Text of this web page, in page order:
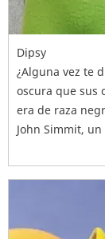
Dipsy
¿Alguna vez te
oscura que sus
era de raza
John Simmit,